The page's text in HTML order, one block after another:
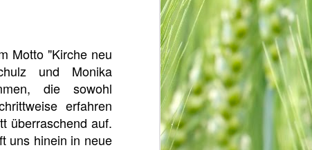
Motto "Kirche neu
und Monika
die sowohl
erfahren
überraschend auf.
uns hinein in neue